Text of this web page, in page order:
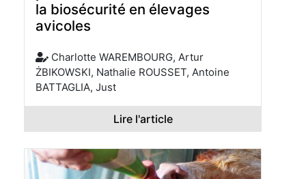
la biosécurité en élevages
avicoles
Charlotte WAREMBOURG, Artur
ŻBIKOWSKI, Nathalie ROUSSET, Antoine
BATTAGLIA, Just
Lire l'article